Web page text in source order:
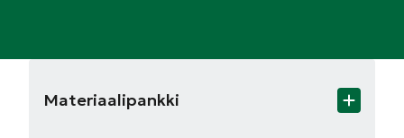
Materiaalipankki